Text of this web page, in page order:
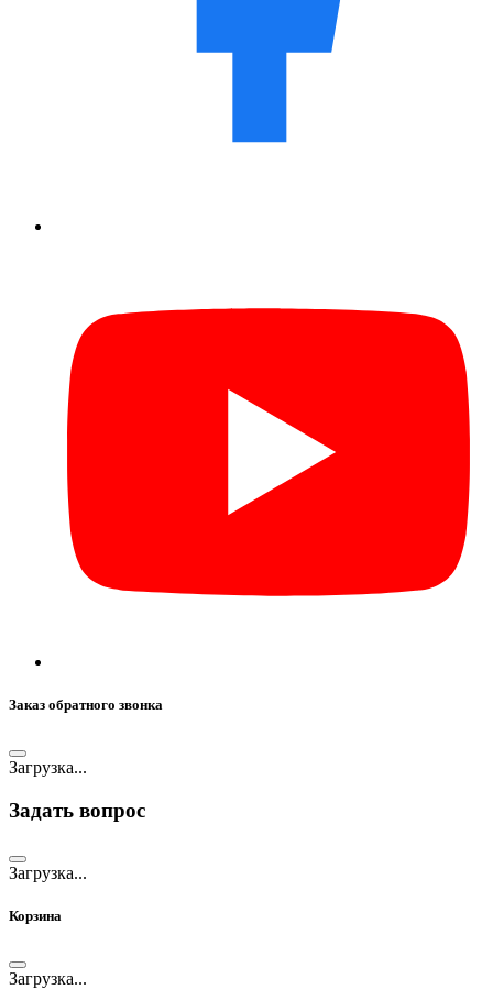
Заказ обратного звонка
Загрузка...
Задать вопрос
Загрузка...
Корзина
Загрузка...